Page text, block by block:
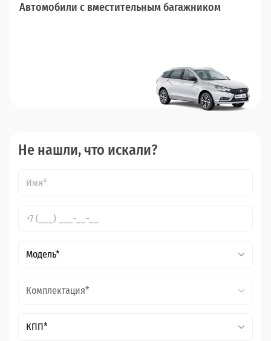
Автомобили с вместительным багажником
Не нашли, что искали?
Модель*
Комплектация*
КПП*